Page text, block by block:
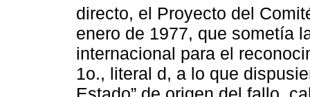
directo, el Proyecto del
enero de 1977, que sometía
internacional para el
1o., literal d, a lo que